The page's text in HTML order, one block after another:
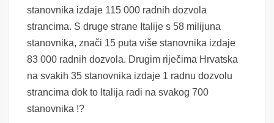
stanovnika izdaje 115 000 radnih dozvola
strancima. S druge strane Italije s 58 milijuna
stanovnika, znači 15 puta više stanovnika izdaje
83 000 radnih dozvola. Drugim riječima Hrvatska
na svakih 35 stanovnika izdaje 1 radnu dozvolu
strancima dok to Italija radi na svakog 700
stanovnika !?